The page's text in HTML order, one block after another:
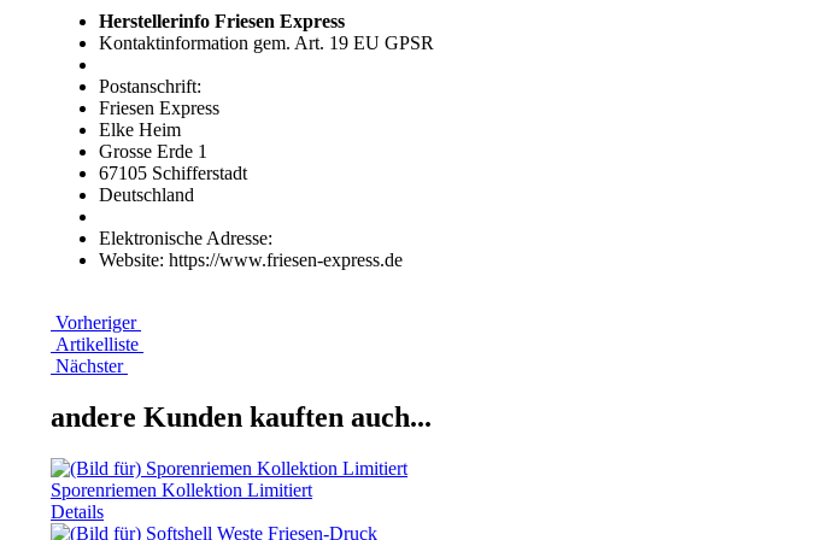
Herstellerinfo Friesen Express
Kontaktinformation gem. Art. 19 EU GPSR
Postanschrift:
Friesen Express
Elke Heim
Grosse Erde 1
67105 Schifferstadt
Deutschland
Elektronische Adresse:
Website: https://www.friesen-express.de
Vorheriger
Artikelliste
Nächster
andere Kunden kauften auch...
Sporenriemen Kollektion Limitiert
Details